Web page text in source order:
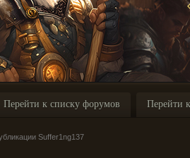
Перейти к списку форумов Перейти
Suffer1ng137